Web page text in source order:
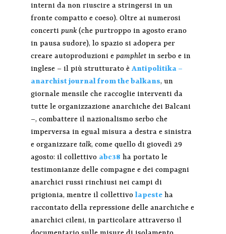
interni da non riuscire a stringersi in un
fronte compatto e coeso). Oltre ai numerosi
concerti punk(che purtroppo in agosto erano
in pausa sudore), lo spazio si adopera per
creare autoproduzioni e pamphletin serbo e in
inglese – il più strutturato è Antipolitika –
anarchist journal from the balkans, un
giornale mensile che raccoglie interventi da
tutte le organizzazione anarchiche dei Balcani
–, combattere il nazionalismo serbo che
imperversa in egual misura a destra e sinistra
e organizzare talk, come quello di giovedì 29
agosto: il collettivo abc38 ha portato le
testimonianze delle compagne e dei compagni
anarchici russi rinchiusi nei campi di
prigionia, mentre il collettivo lapesteha
raccontato della repressione delle anarchiche e
anarchici cileni, in particolare attraverso il